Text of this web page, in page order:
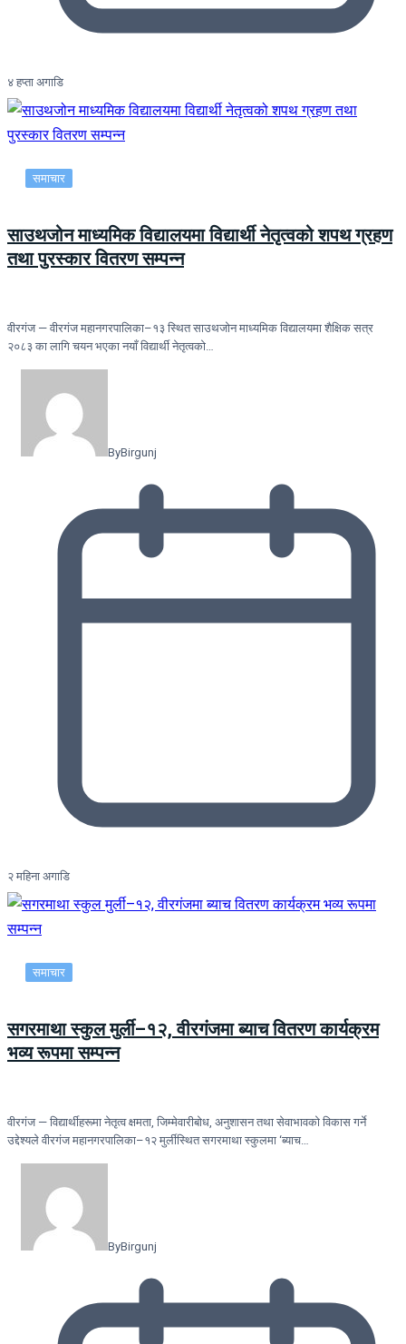
४ हप्ता अगाडि
समाचार
साउथजोन माध्यमिक विद्यालयमा विद्यार्थी नेतृत्वको शपथ ग्रहण
तथा पुरस्कार वितरण सम्पन्न
वीरगंज — वीरगंज महानगरपालिका–१३ स्थित साउथजोन माध्यमिक विद्यालयमा शैक्षिक सत्र
२०८३ का लागि चयन भएका नयाँ विद्यार्थी नेतृत्वको…
ByBirgunj
२ महिना अगाडि
समाचार
सगरमाथा स्कुल मुर्ली–१२, वीरगंजमा ब्याच वितरण कार्यक्रम
भव्य रूपमा सम्पन्न
वीरगंज — विद्यार्थीहरूमा नेतृत्व क्षमता, जिम्मेवारीबोध, अनुशासन तथा सेवाभावको विकास गर्ने
उद्देश्यले वीरगंज महानगरपालिका–१२ मुर्लीस्थित सगरमाथा स्कुलमा ‘ब्याच…
ByBirgunj